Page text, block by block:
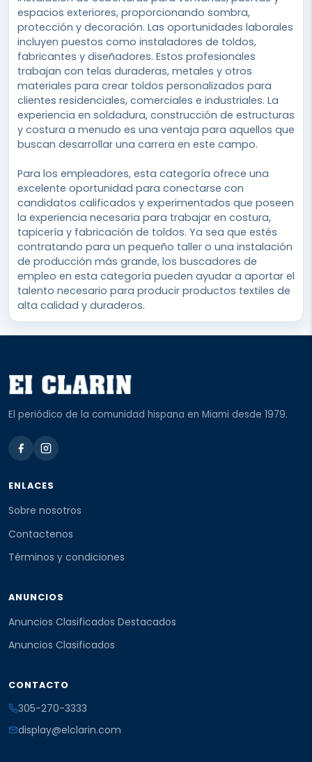
espacios exteriores, proporcionando sombra,
protección y decoración. Las oportunidades laborales
incluyen puestos como instaladores de toldos,
fabricantes y diseñadores. Estos profesionales
trabajan con telas duraderas, metales y otros
materiales para crear toldos personalizados para
clientes residenciales, comerciales e industriales. La
experiencia en soldadura, construcción de estructuras
y costura a menudo es una ventaja para aquellos que
buscan desarrollar una carrera en este campo.
Para los empleadores, esta categoría ofrece una
excelente oportunidad para conectarse con
candidatos calificados y experimentados que poseen
la experiencia necesaria para trabajar en costura,
tapicería y fabricación de toldos. Ya sea que estés
contratando para un pequeño taller o una instalación
de producción más grande, los buscadores de
empleo en esta categoría pueden ayudar a aportar el
talento necesario para producir productos textiles de
alta calidad y duraderos.
El periódico de la comunidad hispana en Miami desde 1979.
ENLACES
Sobre nosotros
Contactenos
Términos y condiciones
ANUNCIOS
Anuncios Clasificados Destacados
Anuncios Clasificados
CONTACTO
305-270-3333
display@elclarin.com